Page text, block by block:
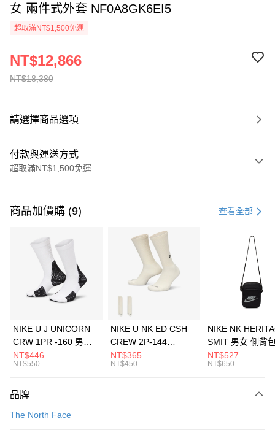
女 兩件式外套 NF0A8GK6EI5
超取滿NT$1,500免運
NT$18,380
NT$12,866
請選擇商品選項
付款與運送方式
超取滿NT$1,500免運
信用卡一次付款
3 期 0 利率 每期 21家銀行
合作金庫商業銀行
第一商業銀行
華南商業銀行
彰化商業銀行
上海商業儲蓄銀行
元大商業銀行
台灣樂天信用卡公司
Apple Pay
全盈+PAY
AFTEE先享後付
【關於「AFTEE先享後付」】
便利好安心！
運送方式
商品加價購 (9) 查看全部
NIKE U J UNICORN
CRW 1PR -160 男女
中統襪 FZ3393100
NT$446
NT$550
NIKE U NK ED CSH
CREW 2P-144
EMBRDY 男女 短統襪
FZ3073133
NT$365
NT$450
NIKE NK
SMIT 男女 側背
BA5871010
NT$527
NT$650
品牌
The North Face